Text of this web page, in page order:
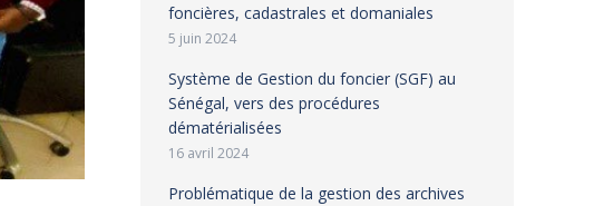
foncières, cadastrales et domaniales
5 juin 2024
Système de Gestion du foncier (SGF) au
Sénégal, vers des procédures
dématérialisées
16 avril 2024
Problématique de la gestion des archives